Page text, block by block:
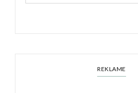
REKLAME